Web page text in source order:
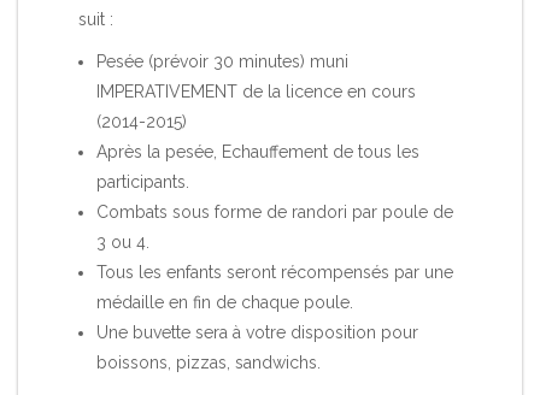
suit :
Pesée (prévoir 30 minutes) muni
IMPERATIVEMENT de la licence en cours
(2014-2015)
Après la pesée, Echauffement de tous les
participants.
Combats sous forme de randori par poule de
3 ou 4.
Tous les enfants seront récompensés par une
médaille en fin de chaque poule.
Une buvette sera à votre disposition pour
boissons, pizzas, sandwichs.